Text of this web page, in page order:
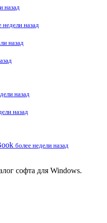
назад
недели назад
назад
назад
назад
более недели назад
софта для Windows.